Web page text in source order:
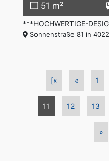
51 m²
***HOCHWERTIGE-
Sonnenstraße 81 in
[« « 1
11 12 13
»